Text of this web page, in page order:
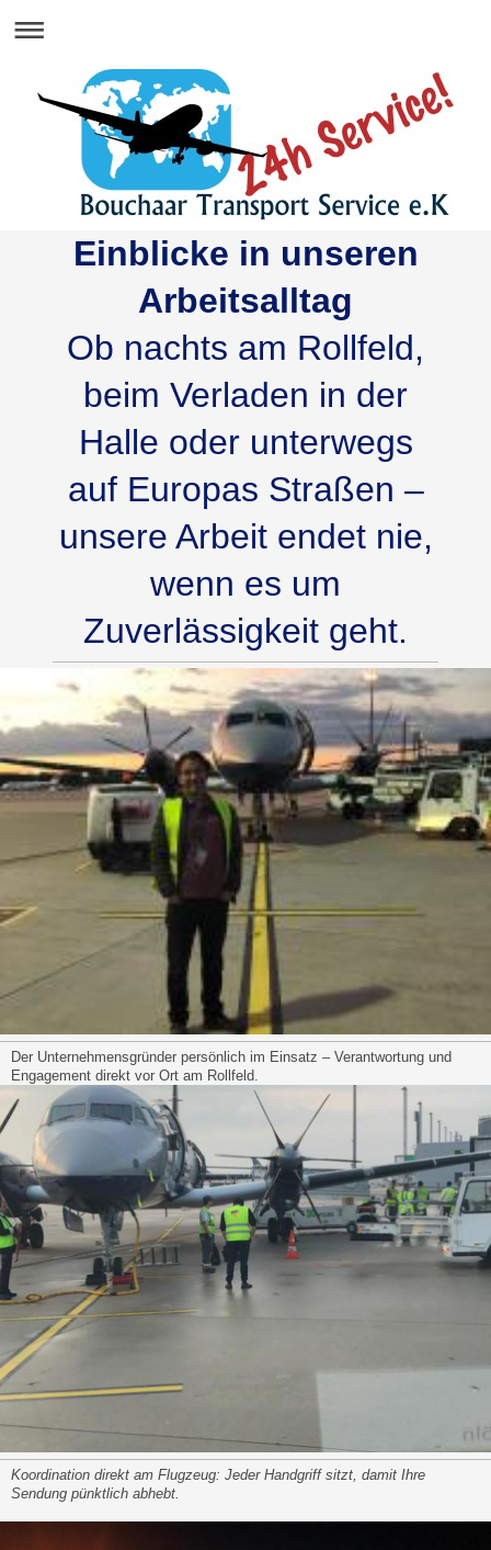
Einblicke in unseren
Arbeitsalltag
Ob nachts am Rollfeld,
beim Verladen in der
Halle oder unterwegs
auf Europas Straßen –
unsere Arbeit endet nie,
wenn es um
Zuverlässigkeit geht.
Der Unternehmensgründer persönlich im Einsatz – Verantwortung und
Engagement direkt vor Ort am Rollfeld.
Koordination direkt am Flugzeug: Jeder Handgriff sitzt, damit Ihre
Sendung pünktlich abhebt.